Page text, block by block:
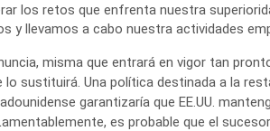
los retos que enfrenta nuestra
y llevamos a cabo nuestra actividades
misma que entrará en vigor tan
sustituirá. Una política destinada a la
garantizaría que EE.UU.
es probable que el